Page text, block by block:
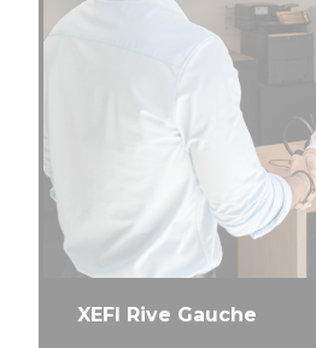
XEFI Rive Gauche